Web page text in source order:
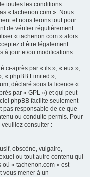
toutes les conditions
« tachenon.com ». Nous
et nous ferons tout pour
de vérifier régulièrement
« tachenon.com » alors
d’être légalement
à jour et/ou modifications.
ci-après par « ils », « eux »,
« phpBB Limited »,
déclaré sous la licence «
par « GPL ») et qui peut
phpBB facilite seulement
pas responsable de ce que
ou conduite permis. Pour
consulter :
obscène, vulgaire,
ou tout autre contenu qui
« tachenon.com » est
vous mener à un